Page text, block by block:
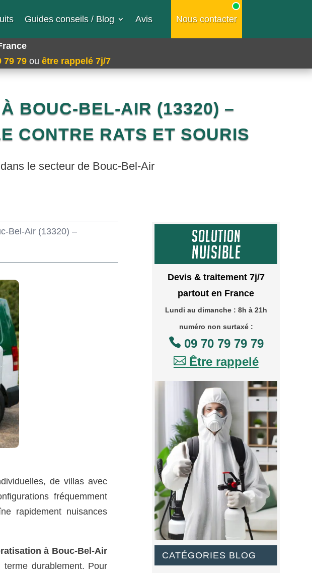
Guides conseils / Blog Avis Nous contacter
79 79 ou être rappelé 7j/7
BOUC-BEL-AIR (13320) –
CONTRE RATS ET SOURIS
le secteur de Bouc-Bel-Air
Bel-Air (13320) –
de villas avec
fréquemment
rapidement nuisances
à Bouc-Bel-Air
terme durablement. Pour
Devis & traitement 7j/7
partout en France
Lundi au dimanche : 8h à 21h
numéro non surtaxé :
09 70 79 79 79
 Être rappelé
CATÉGORIES BLOG